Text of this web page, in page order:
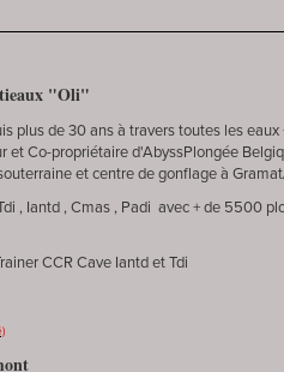
"Oli"
plus de 30 ans à travers toutes les
et Co-propriétaire d'AbyssPlongée
et centre de gonflage à
, Iantd , Cmas , Padi avec + de 5500
CCR Cave Iantd et Tdi